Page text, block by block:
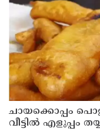
എന്നിവ വെള്ളത്തിൽ
ചായക്കൊപ്പം
വീട്ടിൽ എളുപ്പം